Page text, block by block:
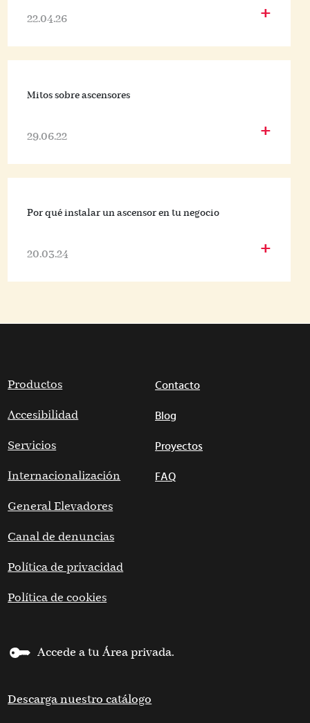
22.04.26 +
Mitos sobre ascensores
29.06.22 +
Por qué instalar un ascensor en tu negocio
20.03.24 +
Productos
Accesibilidad
Servicios
Internacionalización
General Elevadores
Canal de denuncias
Política de privacidad
Política de cookies
Contacto
Blog
Proyectos
FAQ
Accede a tu Área privada.
Descarga nuestro catálogo